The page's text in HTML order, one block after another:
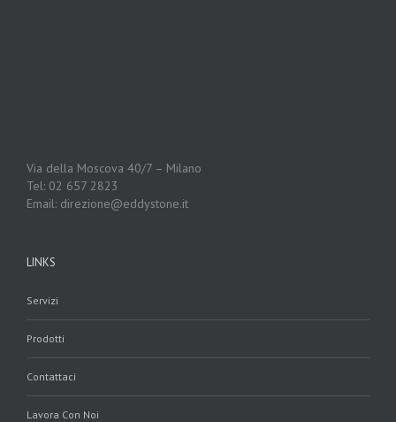
Via della Moscova 40/7 – Milano
Tel: 02 657 2823
Email: direzione@eddystone.it
LINKS
Servizi
Prodotti
Contattaci
Lavora Con Noi